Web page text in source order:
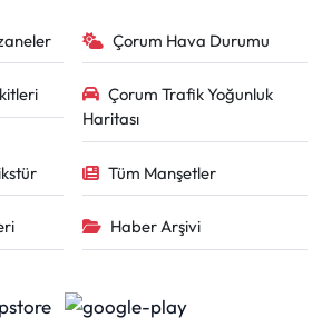
Çorum Hava Durumu
Çorum Trafik Yoğunluk
Haritası
Tüm Manşetler
Haber Arşivi